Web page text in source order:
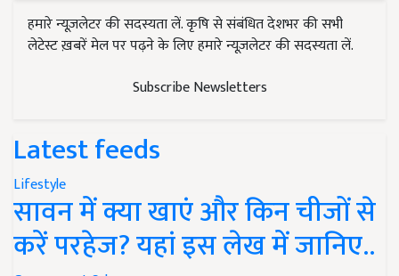
हमारे न्यूज़लेटर की सदस्यता लें. कृषि से संबंधित देशभर की सभी
लेटेस्ट ख़बरें मेल पर पढ़ने के लिए हमारे न्यूज़लेटर की सदस्यता लें.
Subscribe Newsletters
Latest feeds
Lifestyle
सावन में क्या खाएं और किन चीजों से
करें परहेज? यहां इस लेख में जानिए..